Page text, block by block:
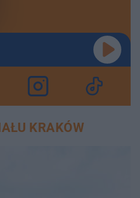
KRAKÓW